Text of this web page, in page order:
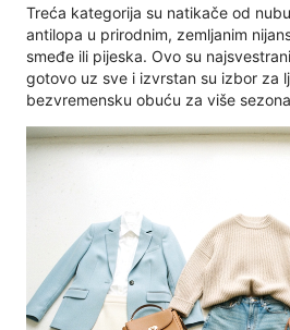
Treća kategorija su natikače od
antilopa u prirodnim, zemljanim
smeđe ili pijeska. Ovo su
gotovo uz sve i izvrstan su izbor za
bezvremensku obuću za više